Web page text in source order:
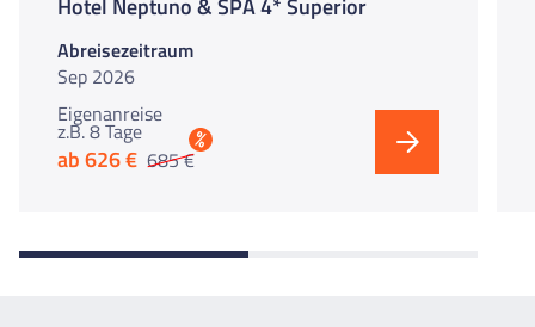
Hotel Neptuno & SPA 4* Superior
Abreisezeitraum
Sep 2026
Eigenanreise
z.B. 8 Tage
ab 626 € 685 €
%